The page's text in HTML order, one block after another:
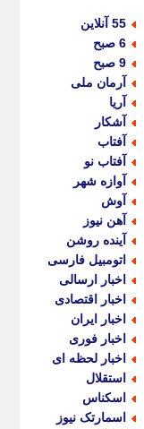
55 آنلاین
6 صبح
9 صبح
آرمان ملی
آریا
آشکار
آفتاب
آفتاب نو
آوازه شهر
آوش
آهن نیوز
آینده روشن
اتومبیل فارسی
اخبار ارسالی
اخبار اقتصادی
اخبار ایران
اخبار فوری
اخبار لحظه ای
استقلال
اسکناس
اسمارتک نیوز